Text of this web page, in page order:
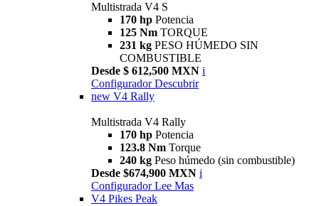
Multistrada V4 S
170 hp Potencia
125 Nm TORQUE
231 kg PESO HÚMEDO SIN
COMBUSTIBLE
Desde $ 612,500 MXN i
Configurador Descubrir
new V4 Rally
Multistrada V4 Rally
170 hp Potencia
123.8 Nm Torque
240 kg Peso húmedo (sin combustible)
Desde $674,900 MXN i
Configurador Lee Mas
V4 Pikes Peak